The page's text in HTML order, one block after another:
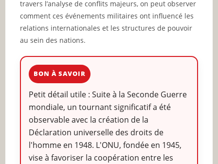
travers l’analyse de conflits majeurs, on peut observer
comment ces événements militaires ont influencé les
relations internationales et les structures de pouvoir
au sein des nations.
BON À SAVOIR
Petit détail utile : Suite à la Seconde Guerre
mondiale, un tournant significatif a été
observable avec la création de la
Déclaration universelle des droits de
l'homme en 1948. L'ONU, fondée en 1945,
vise à favoriser la coopération entre les